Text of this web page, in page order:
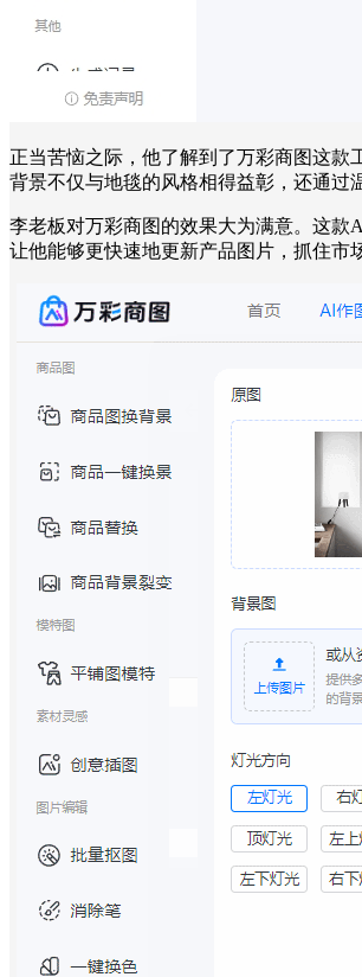
正当苦恼之际，他了解到了万彩商图这
背景不仅与地毯的风格相得益彰，还通过
李老板对万彩商图的效果大为满意。这款
让他能够更快速地更新产品图片，抓住市